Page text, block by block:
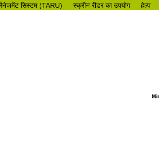
मैनेजमेंट सिस्टम (TARU) स्क्रीन रीडर का उपयोग हेल्प